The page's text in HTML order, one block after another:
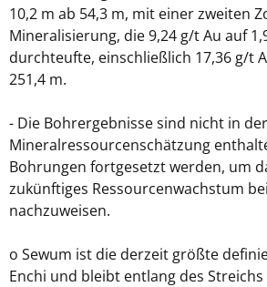
10,2 m ab 54,3 m, mit einer zweiten
Mineralisierung, die 9,24 g/t Au auf
durchteufte, einschließlich 17,36 g/t
251,4 m.
- Die Bohrergebnisse sind nicht in
Mineralressourcenschätzung
Bohrungen fortgesetzt werden, um
zukünftiges Ressourcenwachstum
nachzuweisen.
o Sewum ist die derzeit größte
Enchi und bleibt entlang des